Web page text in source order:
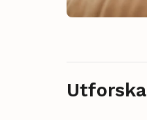
Utforska